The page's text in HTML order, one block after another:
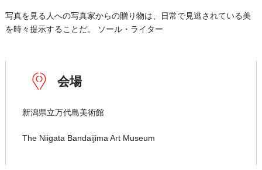
写真を見る人への写真家からの贈り物は、日常で見逃されている美
を時々提示することだ。 ソール・ライター
会場
新潟県立万代島美術館
The Niigata Bandaijima Art Museum